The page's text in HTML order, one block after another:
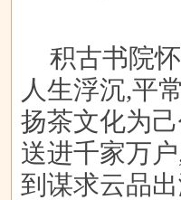
积古书院
人生浮沉,平
扬茶文化为
送进千家万
到谋求云品